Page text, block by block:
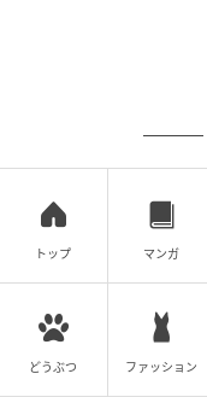
トップ マンガ
どうぶつ ファッション